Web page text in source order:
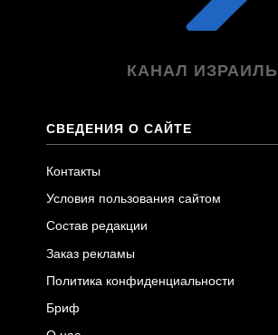
КАНАЛ ИЗРАИЛЬ
СВЕДЕНИЯ О САЙТЕ
Контакты
Условия пользования сайтом
Состав редакции
Заказ рекламы
Политика конфиденциальности
Бриф